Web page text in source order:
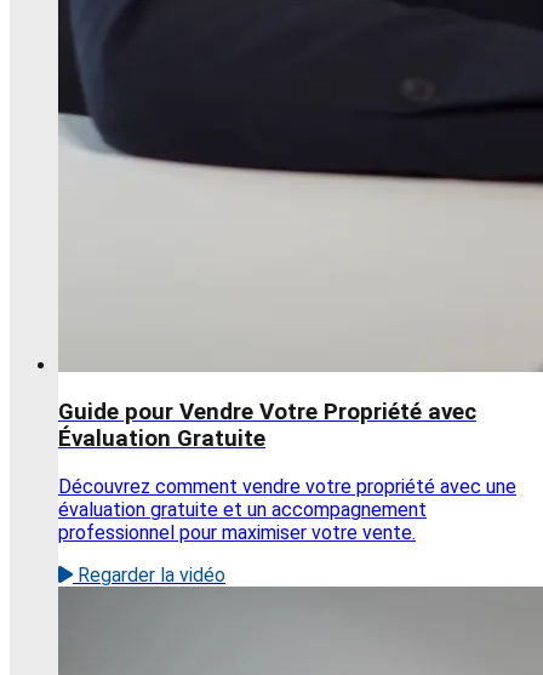
Guide pour Vendre Votre Propriété avec
Évaluation Gratuite
Découvrez comment vendre votre propriété avec une
évaluation gratuite et un accompagnement
professionnel pour maximiser votre vente.
Regarder la vidéo